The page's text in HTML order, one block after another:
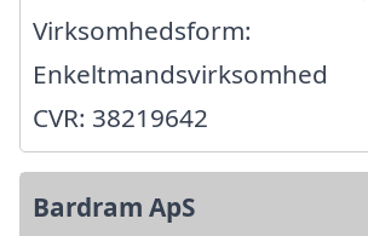
Virksomhedsform:
Enkeltmandsvirksomhed
CVR: 38219642
Bardram ApS